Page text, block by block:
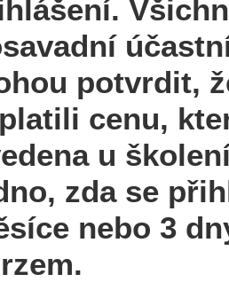
potvrdit,
cenu,
u
zda se
nebo 3